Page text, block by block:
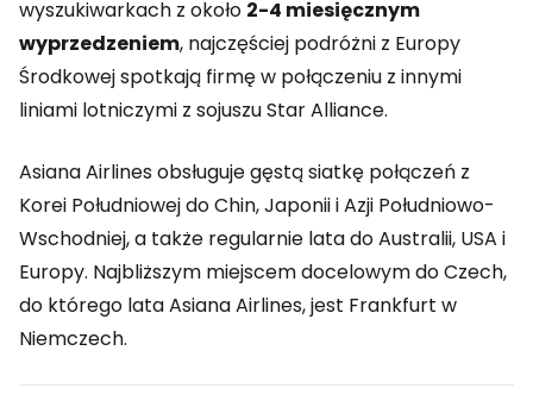
wyszukiwarkach z około 2-4 miesięcznym
wyprzedzeniem, najczęściej podróżni z Europy
Środkowej spotkają firmę w połączeniu z innymi
liniami lotniczymi z sojuszu Star Alliance.
Asiana Airlines obsługuje gęstą siatkę połączeń z
Korei Południowej do Chin, Japonii i Azji Południowo-
Wschodniej, a także regularnie lata do Australii, USA i
Europy. Najbliższym miejscem docelowym do Czech,
do którego lata Asiana Airlines, jest Frankfurt w
Niemczech.